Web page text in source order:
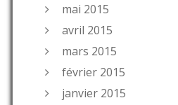
mai 2015
avril 2015
mars 2015
février 2015
janvier 2015